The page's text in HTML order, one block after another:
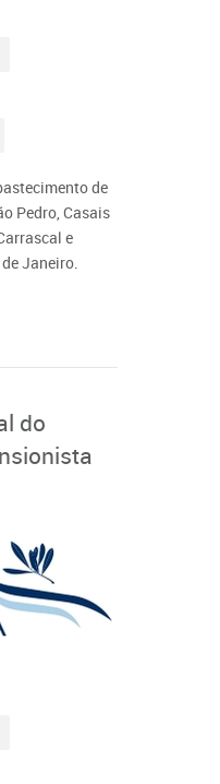
de
Pedro, Casais
e
Janeiro.
do